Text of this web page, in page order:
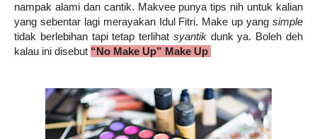
nampak alami dan cantik. Makvee punya tips nih untuk kalian
yang sebentar lagi merayakan Idul Fitri. Make up yang simple
tidak berlebihan tapi tetap terlihat syantikdunk ya. Boleh deh
kalau ini disebut “No Make Up” Make Up